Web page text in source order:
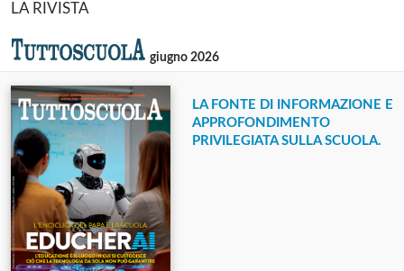
LA RIVISTA
giugno 2026
LA FONTE DI INFORMAZIONE E
APPROFONDIMENTO
PRIVILEGIATA SULLA SCUOLA.